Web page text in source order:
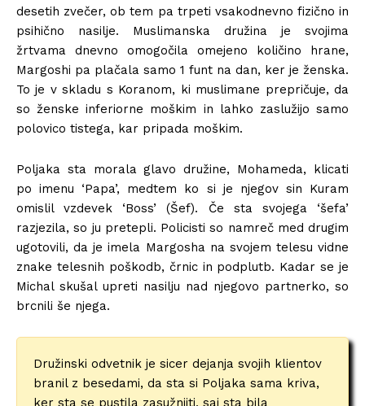
desetih zvečer, ob tem pa trpeti vsakodnevno fizično in
psihično nasilje. Muslimanska družina je svojima
žrtvama dnevno omogočila omejeno količino hrane,
Margoshi pa plačala samo 1 funt na dan, ker je ženska.
To je v skladu s Koranom, ki muslimane prepričuje, da
so ženske inferiorne moškim in lahko zaslužijo samo
polovico tistega, kar pripada moškim.
Poljaka sta morala glavo družine, Mohameda, klicati
po imenu ‘Papa’, medtem ko si je njegov sin Kuram
omislil vzdevek ‘Boss’ (Šef). Če sta svojega ‘šefa’
razjezila, so ju pretepli. Policisti so namreč med drugim
ugotovili, da je imela Margosha na svojem telesu vidne
znake telesnih poškodb, črnic in podplutb. Kadar se je
Michal skušal upreti nasilju nad njegovo partnerko, so
brcnili še njega.
Družinski odvetnik je sicer dejanja svojih klientov
branil z besedami, da sta si Poljaka sama kriva,
ker sta se pustila zasužnjiti, saj sta bila